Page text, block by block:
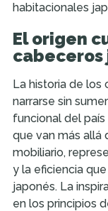
habitacionales
El origen
cabeceros
La historia de los
narrarse sin
funcional del
que van más allá
mobiliario,
y la eficiencia
japonés. La
en los principios